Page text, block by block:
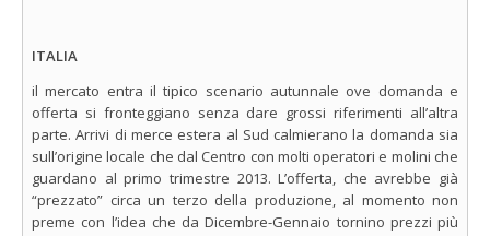
ITALIA
il mercato entra il tipico scenario autunnale ove domanda e
offerta si fronteggiano senza dare grossi riferimenti all’altra
parte. Arrivi di merce estera al Sud calmierano la domanda sia
sull’origine locale che dal Centro con molti operatori e molini che
guardano al primo trimestre 2013. L’offerta, che avrebbe già
“prezzato” circa un terzo della produzione, al momento non
preme con l’idea che da Dicembre-Gennaio tornino prezzi più